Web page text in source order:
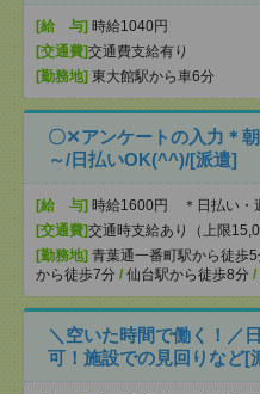
[給 与] 時給1040円
[交通費]交通費支給有り
[勤務地] 東大館駅から車6分
〇✕アンケートの入力＊
～/日払いOK(^^)/[派遣]
[給 与] 時給1600円 ＊日払い・
[交通費]交通時支給あり（上限
[勤務地] 青葉通一番町駅から徒歩
から徒歩7分 / 仙台駅から徒歩8分 /
＼空いた時間で働く！／
可！施設での見回りなど[